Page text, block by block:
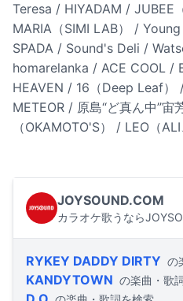
Teresa / HIYADAM /
MARIA（SIMI LAB） /
SPADA / Sound's Deli /
homarelanka / ACE COOL
HEAVEN / 16（Deep Leaf
METEOR / 原島“ど真ん中”宙
（OKAMOTO'S） / LEO（ALI
JOYSOUND.COM
カラオケ歌うなら
RYKEY DADDY DIRTY の
KANDYTOWN の楽曲・歌